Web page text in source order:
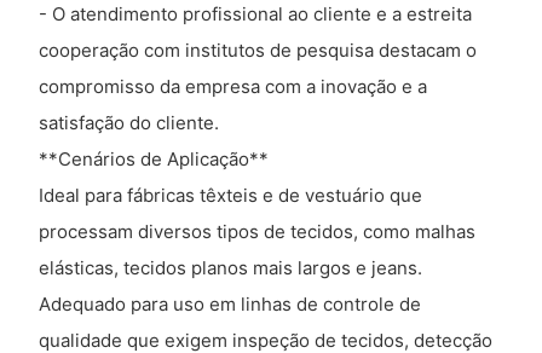
- O atendimento profissional ao cliente e a estreita
cooperação com institutos de pesquisa destacam o
compromisso da empresa com a inovação e a
satisfação do cliente.
**Cenários de Aplicação**
Ideal para fábricas têxteis e de vestuário que
processam diversos tipos de tecidos, como malhas
elásticas, tecidos planos mais largos e jeans.
Adequado para uso em linhas de controle de
qualidade que exigem inspeção de tecidos, detecção